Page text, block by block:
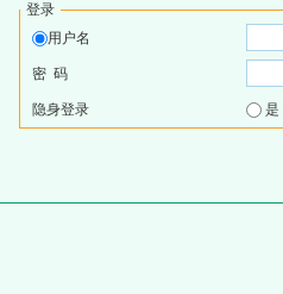
登录
用户名
密 码
隐身登录